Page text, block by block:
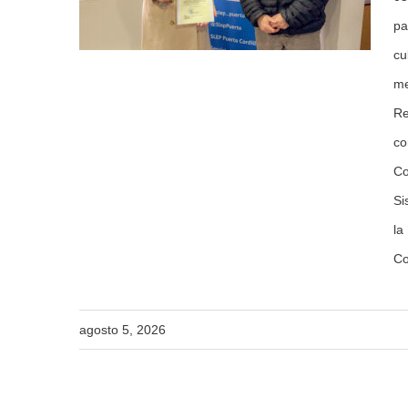
la
agosto 5, 2026